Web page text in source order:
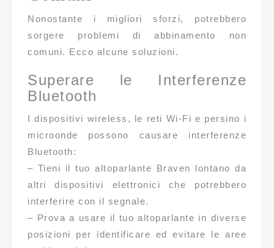
Nonostante i migliori sforzi, potrebbero
sorgere problemi di abbinamento non
comuni. Ecco alcune soluzioni.
Superare le Interferenze
Bluetooth
I dispositivi wireless, le reti Wi-Fi e persino i
microonde possono causare interferenze
Bluetooth:
– Tieni il tuo altoparlante Braven lontano da
altri dispositivi elettronici che potrebbero
interferire con il segnale.
– Prova a usare il tuo altoparlante in diverse
posizioni per identificare ed evitare le aree